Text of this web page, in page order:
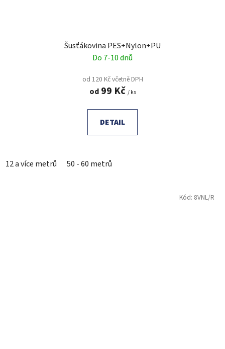
Šusťákovina PES+Nylon+PU
Do 7-10 dnů
od 120 Kč včetně DPH
od99 Kč / ks
DETAIL
12 a více metrů 50 - 60 metrů
Kód: 8VNL/R